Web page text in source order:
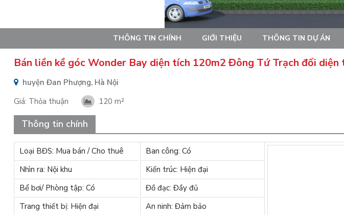
THÔNG TIN CHÍNH GIỚI THIỆU THÔNG TIN DỰ ÁN
Bán liền kề góc Wonder Bay diện tích 120m2 Đông Tứ Trạch đối
huyện Đan Phượng, Hà Nội
Giá: Thỏa thuận 120 m²
Thông tin chính
Loại BĐS: Mua bán / Cho thuê
Ban công: Có
Nhìn ra: Nội khu
Kiến trúc: Hiện đại
Bể bơi/ Phòng tập: Có
Đồ đạc: Đầy đủ
Trang thiết bị: Hiện đại
An ninh: Đảm bảo